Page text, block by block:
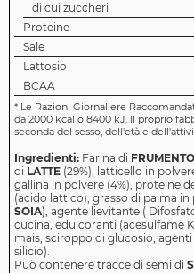
di cui zuccheri
Proteine
Sale
Lattosio
BCAA
* Le Razioni Giornaliere
da 2000 kcal o 8400 kJ. Il proprio
seconda del sesso, dell'età e
Ingredienti: Farina di FRUMENTO
di LATTE (29%), latticello in
gallina in polvere (4%), proteine
(acido lattico), grasso di palma
SOIA), agente lievitante (
cucina, edulcoranti (acesulfame
mais, sciroppo di glucosio,
silicio).
Può contenere tracce di semi di